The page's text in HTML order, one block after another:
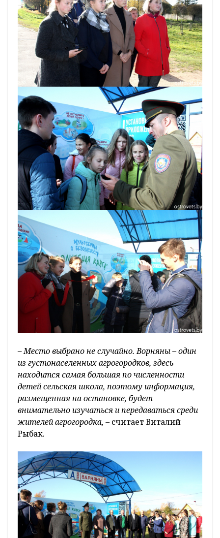
– Место выбрано не случайно. Ворняны – один
из густонаселенных агрогородков, здесь
находится самая большая по численности
детей сельская школа, поэтому информация,
размещенная на остановке, будет
внимательно изучаться и передаваться среди
жителей агрогородка, – считает Виталий
Рыбак.